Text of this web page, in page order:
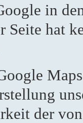
in
Seite hat
der